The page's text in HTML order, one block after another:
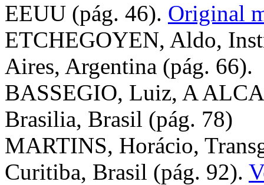
EEUU (pág. 46). Original
ETCHEGOYEN, Aldo,
Aires, Argentina (pág. 66).
BASSEGIO, Luiz, A
Brasilia, Brasil (pág. 78)
MARTINS, Horácio,
Curitiba, Brasil (pág. 92).